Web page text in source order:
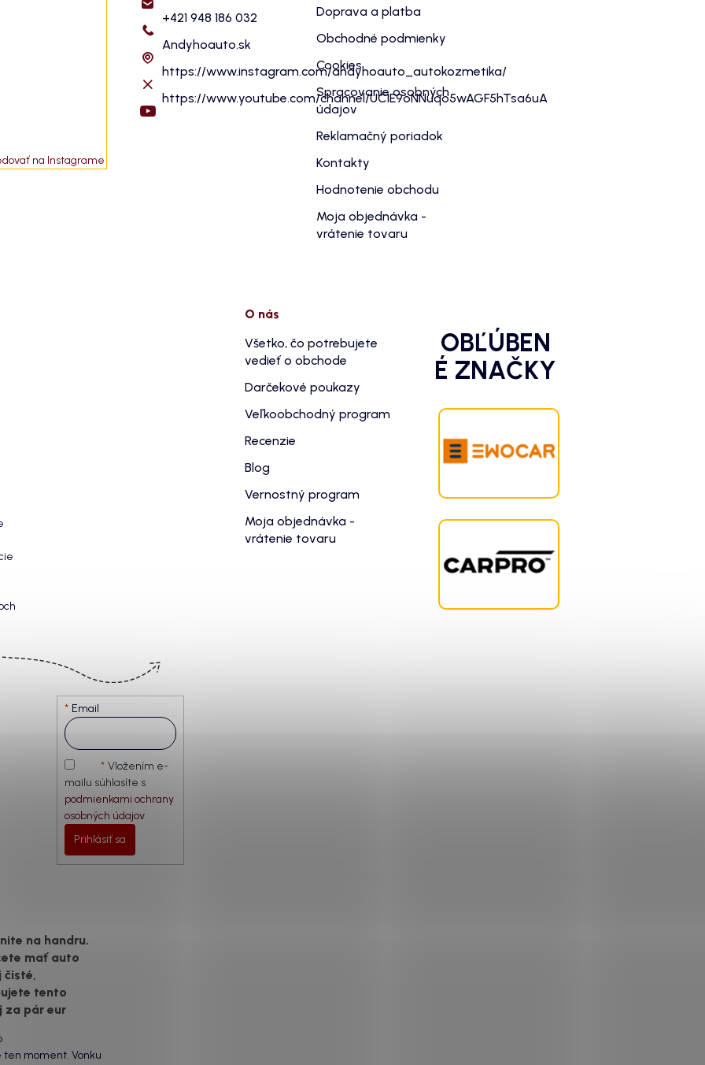
na Instagrame
+421 948 186 032
Andyhoauto.sk
https://www.instagram.com/andyhoauto_autokozmetika/
https://www.youtube.com/channel/UC1E9oNNuqo5wAGF5hTsa6uA
Doprava a platba
Obchodné podmienky
Cookies
Spracovanie osobných
údajov
Reklamačný poriadok
Kontakty
Hodnotenie obchodu
Moja objednávka -
vrátenie tovaru
Email
Vložením e-
mailu súhlasíte s
podmienkami ochrany
osobných údajov
Prihlásiť sa
O nás
Všetko, čo potrebujete
vedieť o obchode
Darčekové poukazy
Veľkoobchodný program
Recenzie
Blog
Vernostný program
Moja objednávka -
vrátenie tovaru
OBĽÚBEN
É ZNAČKY
na handru.
mať auto
tento
za pár eur
ten moment. Vonku